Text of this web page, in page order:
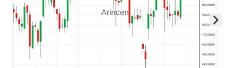
Skip to next slide page